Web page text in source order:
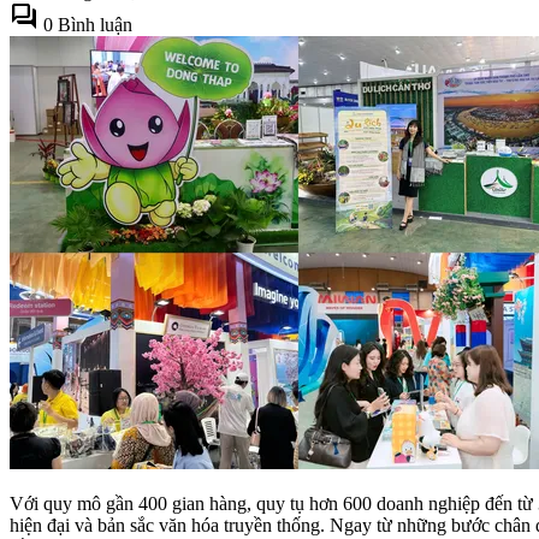
forum 0 Bình luận
Với quy mô gần 400 gian hàng, quy tụ hơn 600 doanh nghiệp đến
hiện đại và bản sắc văn hóa truyền thống. Ngay từ những bước